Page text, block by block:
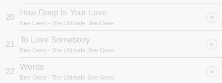
20 How Deep Is Your Love
Bee Gees - The Ultimate Bee Gees
21 To Love Somebody
Bee Gees - The Ultimate Bee Gees
22 Words
Bee Gees - The Ultimate Bee Gees